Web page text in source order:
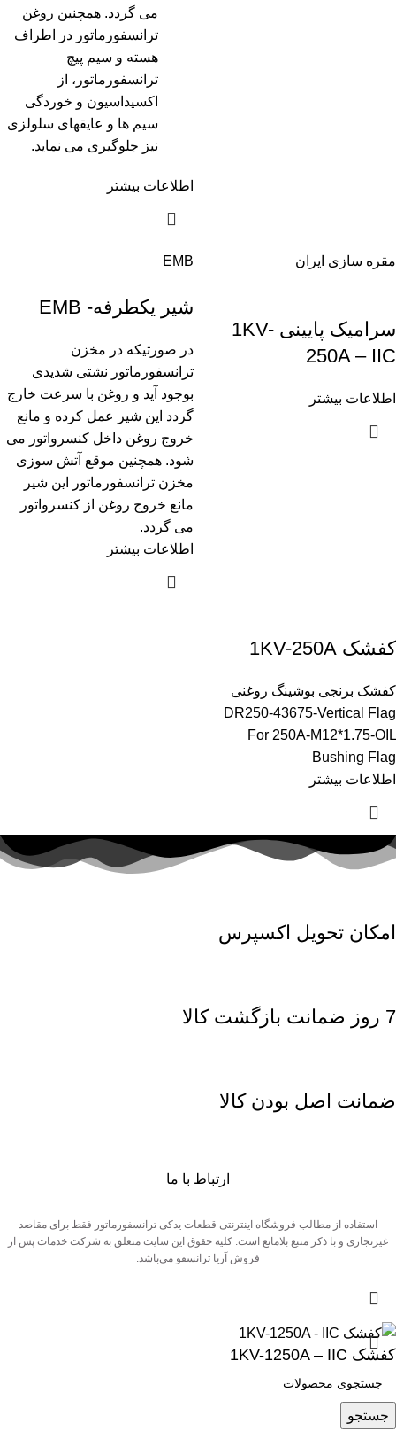
می گردد. همچنین روغن
ترانسفورماتور در اطراف
هسته و سیم پیچ
ترانسفورماتور، از
اکسیداسیون و خوردگی
سیم ها و عایقهای سلولزی
نیز جلوگیری می نماید.
اطلاعات بیشتر
مقره سازی ایران
سرامیک پایینی 1KV-
250A – IIC
اطلاعات بیشتر
EMB
شیر یکطرفه- EMB
در صورتیکه در مخزن
ترانسفورماتور نشتی شدیدی
بوجود آید و روغن با سرعت خارج
گردد این شیر عمل کرده و مانع
خروج روغن داخل کنسرواتور می
شود. همچنین موقع آتش سوزی
مخزن ترانسفورماتور این شیر
مانع خروج روغن از کنسرواتور
می گردد.
اطلاعات بیشتر
کفشک 1KV-250A
کفشک برنجی بوشینگ روغنی
DR250-43675-Vertical Flag
For 250A-M12*1.75-OIL
Bushing Flag
اطلاعات بیشتر
امکان تحویل اکسپرس
7 روز ضمانت بازگشت کالا
ضمانت اصل بودن کالا
ارتباط با ما
استفاده از مطالب فروشگاه اینترنتی قطعات یدکی ترانسفورماتور فقط برای مقاصد
غیرتجاری و با ذکر منبع بلامانع است. کلیه حقوق این سایت متعلق به شرکت خدمات پس از
فروش آریا ترانسفو می‌باشد.
جستجو
کفشک 1KV-1250A – IIC